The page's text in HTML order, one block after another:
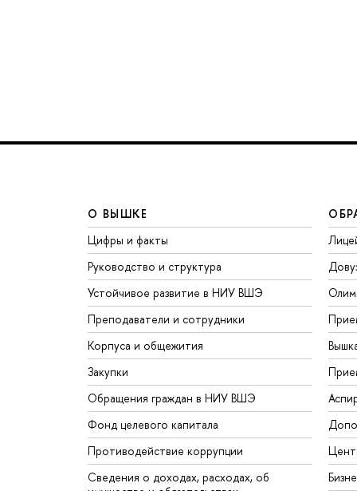
О ВЫШКЕ
Цифры и факты
Руководство и структура
Устойчивое развитие в НИУ ВШЭ
Преподаватели и сотрудники
Корпуса и общежития
Закупки
Обращения граждан в НИУ ВШЭ
Фонд целевого капитала
Противодействие коррупции
Сведения о доходах, расходах, об